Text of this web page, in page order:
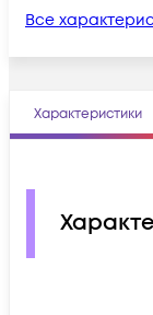
Все
Характеристики